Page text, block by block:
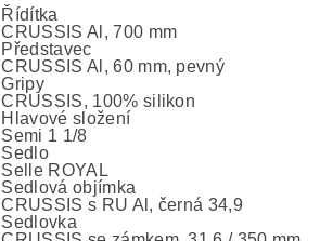
Řídítka
CRUSSIS Al, 700 mm
Představec
CRUSSIS Al, 60 mm, pevný
Gripy
CRUSSIS, 100% silikon
Hlavové složení
Semi 1 1/8
Sedlo
Selle ROYAL
Sedlová objímka
CRUSSIS s RU Al, černá 34,9
Sedlovka